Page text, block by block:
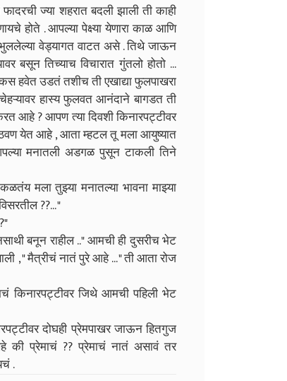
ज्या शहरात बदली झाली ती काही
होते . आपल्या पेक्ष्या येणारा काळ आणि
वेड्यागत वाटत असे . तिथे जाऊन
बसून तिच्याच विचारात गुंतलो होतो ...
हवेत उडतं तशीच ती एखाद्या फुलपाखरा
हास्य फुलवत आनंदाने बागडत ती
आहे ? आपण त्या दिवशी किनारपट्टीवर
येत आहे , आता म्हटल तू मला आयुष्यात
मनातली अडगळ पुसून टाकली तिने
मला तुझ्या मनातल्या भावना माझ्या
??... "
बनून राहील .." आमची ही दुसरीच भेट
, " मैत्रीचं नातं पुरे आहे ... " ती आता रोज
जिथे आमची पहिली भेट
दोघही प्रेमपाखर जाऊन हितगुज
की प्रेमाचं ?? प्रेमाचं नातं असावं तर
.